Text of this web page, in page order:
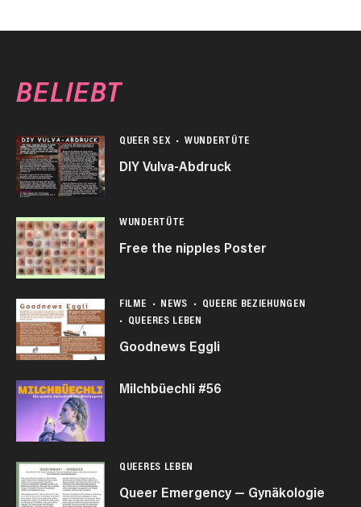
BELIEBT
QUEER SEX WUNDERTÜTE
DIY Vulva-Abdruck
WUNDERTÜTE
Free the nipples Poster
FILME NEWS
QUEERE BEZIEHUNGEN
QUEERES LEBEN
Goodnews Eggli
Milchbüechli #56
QUEERES LEBEN
Queer Emergency — Gynäkologie